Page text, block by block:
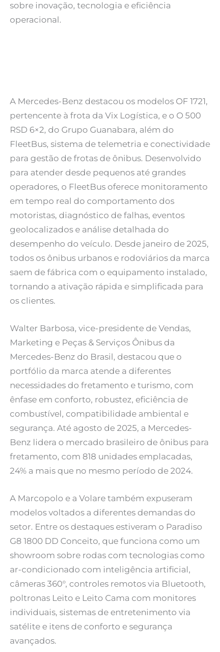
sobre inovação, tecnologia e eficiência
operacional.
A Mercedes-Benz destacou os modelos OF 1721,
pertencente à frota da Vix Logística, e o O 500
RSD 6×2, do Grupo Guanabara, além do
FleetBus, sistema de telemetria e conectividade
para gestão de frotas de ônibus. Desenvolvido
para atender desde pequenos até grandes
operadores, o FleetBus oferece monitoramento
em tempo real do comportamento dos
motoristas, diagnóstico de falhas, eventos
geolocalizados e análise detalhada do
desempenho do veículo. Desde janeiro de 2025,
todos os ônibus urbanos e rodoviários da marca
saem de fábrica com o equipamento instalado,
tornando a ativação rápida e simplificada para
os clientes.
Walter Barbosa, vice-presidente de Vendas,
Marketing e Peças & Serviços Ônibus da
Mercedes-Benz do Brasil, destacou que o
portfólio da marca atende a diferentes
necessidades do fretamento e turismo, com
ênfase em conforto, robustez, eficiência de
combustível, compatibilidade ambiental e
segurança. Até agosto de 2025, a Mercedes-
Benz lidera o mercado brasileiro de ônibus para
fretamento, com 818 unidades emplacadas,
24% a mais que no mesmo período de 2024.
A Marcopolo e a Volare também expuseram
modelos voltados a diferentes demandas do
setor. Entre os destaques estiveram o Paradiso
G8 1800 DD Conceito, que funciona como um
showroom sobre rodas com tecnologias como
ar-condicionado com inteligência artificial,
câmeras 360°, controles remotos via Bluetooth,
poltronas Leito e Leito Cama com monitores
individuais, sistemas de entretenimento via
satélite e itens de conforto e segurança
avançados.